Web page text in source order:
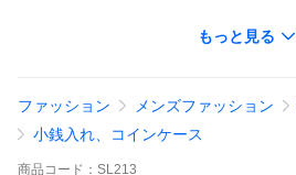
に、使うほどに味わい深くなるモノ
創作を追及していきたいというモノ
を超えて愛されるアメリカンカジュ
アイテムを展開しています。イギリ
もっと見る
ファッション メンズファッション
小銭入れ、コインケース
商品 コード： SL213